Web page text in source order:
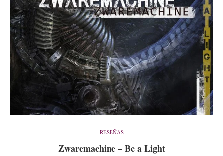
RESEÑAS
Zwaremachine – Be a Light